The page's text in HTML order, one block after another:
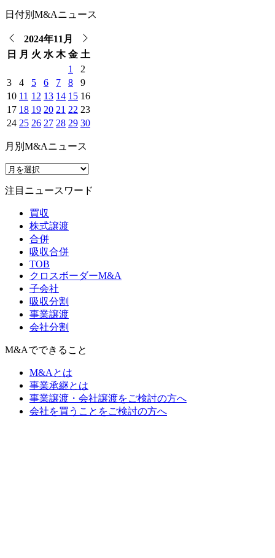
日付別M&Aニュース
2024年11月
日
月 火 水 木 金 土
1
2
3
4 5 6 7 8
9
10 11 12 13 14 15 16
17 18 19 20 21 22 23
24 25 26 27 28 29 30
月別M&Aニュース
注目ニュースワード
買収
株式譲渡
合併
吸収合併
TOB
クロスボーダーM&A
子会社
吸収分割
事業譲渡
会社分割
M&Aでできること
M&Aとは
事業承継とは
事業譲渡・会社譲渡をご検討の方へ
会社を買うことをご検討の方へ